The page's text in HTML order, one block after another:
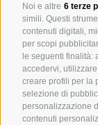
Noi e altre 6 terze
simili. Questi
contenuti digitali,
per scopi
le seguenti finalità:
accedervi,
creare profili per la
selezione di
personalizzazione
contenuti
Ampie terrazze con
Ampia offerta per lo
Chiosco
Garage
Architetto: Prof.
Interior Design:
In sostanza
SVILUPPO DEL
GESTIONE EDILE
CONSULENZA
INNOVAZIONE